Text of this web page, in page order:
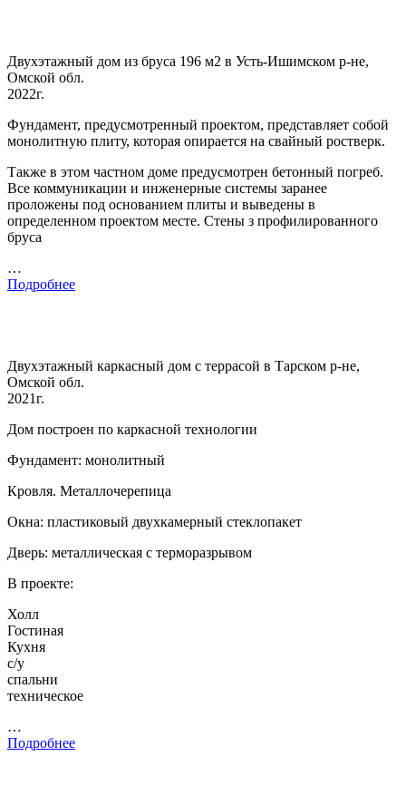
Двухэтажный дом из бруса 196 м2 в Усть-Ишимском р-не,
Омской обл.
2022г.
Фундамент, предусмотренный проектом, представляет собой
монолитную плиту, которая опирается на свайный ростверк.
Также в этом частном доме предусмотрен бетонный погреб.
Все коммуникации и инженерные системы заранее
проложены под основанием плиты и выведены в
определенном проектом месте. Стены з профилированного
бруса
…
Подробнее
Двухэтажный каркасный дом с террасой в Тарском р-не,
Омской обл.
2021г.
Дом построен по каркасной технологии
Фундамент: монолитный
Кровля. Металлочерепица
Окна: пластиковый двухкамерный стеклопакет
Дверь: металлическая с терморазрывом
В проекте:
Холл
Гостиная
Кухня
с/у
спальни
техническое
…
Подробнее